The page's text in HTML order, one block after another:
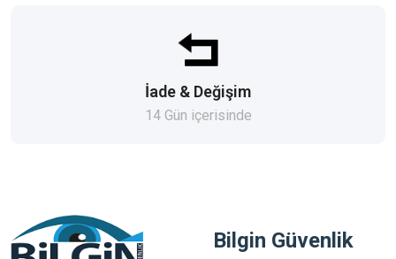
İade & Değişim
14 Gün içerisinde
Bilgin Güvenlik